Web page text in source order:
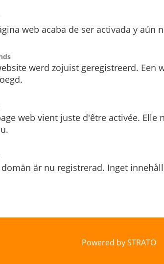
web acaba de ser activada y aún
werd zojuist geregistreerd. Een
web vient juste d'être activée. Elle
domän är nu registrerad. Inget
Powered by STRATO